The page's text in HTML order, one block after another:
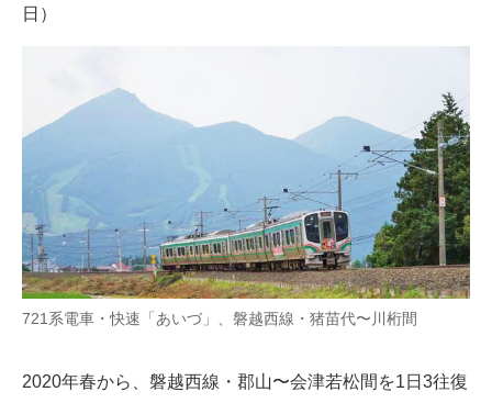
好きが集まる 比べて選べる
AI活用のいまが分かる
企業ITのトレンドを詳説
経営リーダーのコミュニティ
ITエンジニア向け専門サイト
日）
721系電車・快速「あいづ」、磐越西線・猪苗代〜川桁間
2020年春から、磐越西線・郡山〜会津若松間を1日3往復